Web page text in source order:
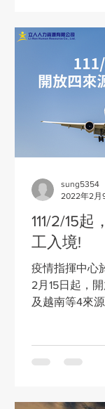
111/2/15起
工入境!
疫情指揮中心
2月15日起，
及越南等4來
旅館進行檢疫
sung5354
2022年2月